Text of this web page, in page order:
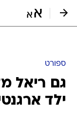
ספורט
גם ריאל
ילד